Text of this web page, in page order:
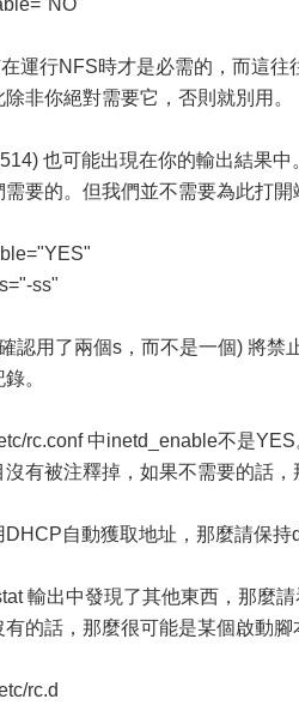
運行NFS時才是必需的，而這
非你絕對需要它，否則就別用。
也可能出現在你的輸出結果
需要的。但我們並不需要為此打
ss"
認用了兩個s，而不是一個) 將
。
rc.conf 中inetd_enable不是
沒有被注釋掉，如果不需要的話
自動獲取地址，那麼請保持
輸出中發現了其他東西，那麼
的話，那麼很可能是某個啟動腳
rc.d